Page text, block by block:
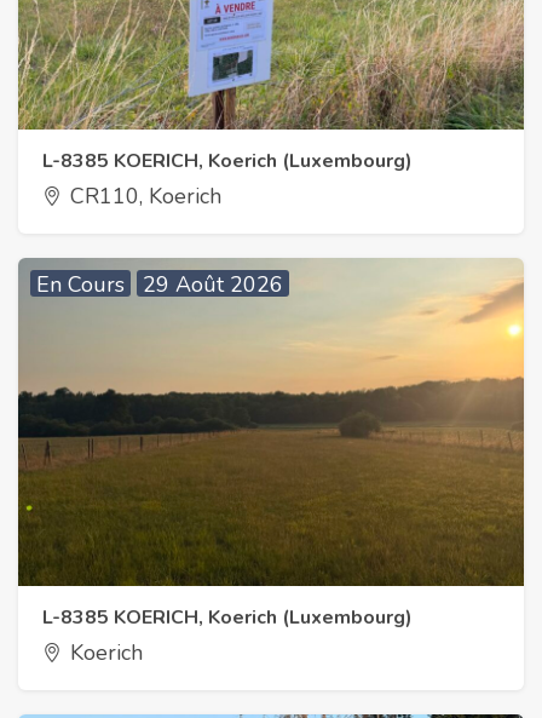
L-8385 KOERICH, Koerich (Luxembourg)
CR110, Koerich
En Cours 29 Août 2026
L-8385 KOERICH, Koerich (Luxembourg)
Koerich